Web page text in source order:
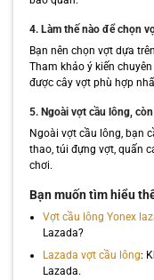
4. Làm thế nào để chọn
Bạn nên chọn vợt dựa
Tham khảo ý kiến
được cây vợt phù hợp
5. Ngoài vợt cầu lông,
Ngoài vợt cầu lông, bạn
thao, túi đựng vợt, quấn
chơi.
Bạn muốn tìm hiểu
Vợt cầu lông Yonex
Lazada?
Lazada vợt cầu lông:
Lazada.